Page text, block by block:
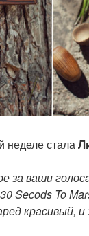
неделе стала
за ваши
Secods To
красивый,